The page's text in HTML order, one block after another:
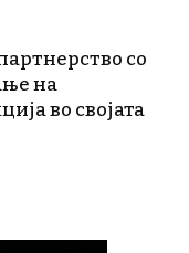
со
на
во својата